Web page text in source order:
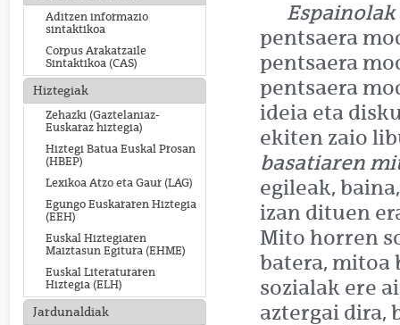
Aditzen informazio
sintaktikoa
Corpus Arakatzaile
Sintaktikoa (CAS)
Hiztegiak
Zehazki (Gaztelaniaz-
Euskaraz hiztegia)
Hiztegi Batua Euskal Prosan
(HBEP)
Lexikoa Atzo eta Gaur (LAG)
Egungo Euskararen Hiztegia
(EEH)
Euskal Hiztegiaren
Maiztasun Egitura (EHME)
Euskal Literaturaren
Hiztegia (ELH)
Jardunaldiak
pentsaera
pentsaera
pentsaera
ideia eta
ekiten zaio
basatiaren
egileak,
izan dituen
Mito horren
batera, mitoa
sozialak ere
aztergai dira,